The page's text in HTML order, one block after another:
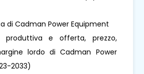
di Cadman Power Equipment
produttiva e offerta, prezzo,
lordo di Cadman Power
2033)